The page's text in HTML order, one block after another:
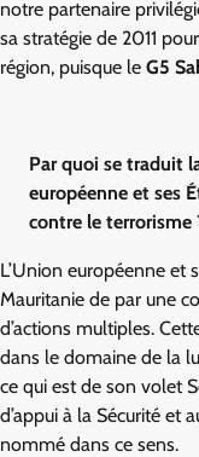
notre partenaire
sa stratégie de 2011
région, puisque le G5
Par quoi se traduit
européenne et ses
contre le terrorisme
L’Union européenne et
Mauritanie de par une
d’actions multiples.
dans le domaine de la
ce qui est de son volet
d’appui à la Sécurité et
nommé dans ce sens.